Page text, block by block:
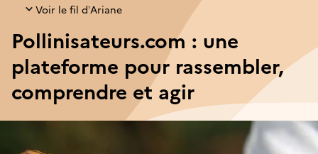
Voir le fil d’Ariane
Pollinisateurs.com : une
plateforme pour rassembler,
comprendre et agir